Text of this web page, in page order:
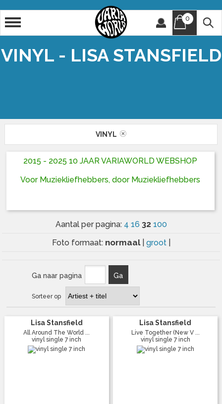
0
VINYL - LISA STANSFIELD
VINYL
2015 - 2025 10 JAAR VARIAWORLD WEBSHOP
Voor Muziekliefhebbers, door Muziekliefhebbers
Aantal per pagina: 4 16 32 100
Foto formaat: normaal groot
Ga naar pagina Ga
Sorteer op
Lisa Stansfield
All Around The World ...
vinyl single 7 inch
Lisa Stansfield
Live Together (New V ...
vinyl single 7 inch